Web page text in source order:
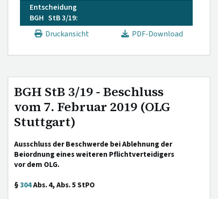
Entscheidung
BGH StB 3/19:
Druckansicht
PDF-Download
BGH StB 3/19 - Beschluss
vom 7. Februar 2019 (OLG
Stuttgart)
Ausschluss der Beschwerde bei Ablehnung der
Beiordnung eines weiteren Pflichtverteidigers
vor dem OLG.
§304Abs. 4, Abs. 5 StPO